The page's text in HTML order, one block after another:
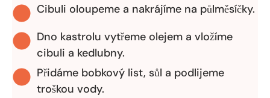
Cibuli oloupeme a nakrájíme na půlměsíčky.
Dno kastrolu vytřeme olejem a vložíme
cibuli a kedlubny.
Přidáme bobkový list, sůl a podlijeme
troškou vody.